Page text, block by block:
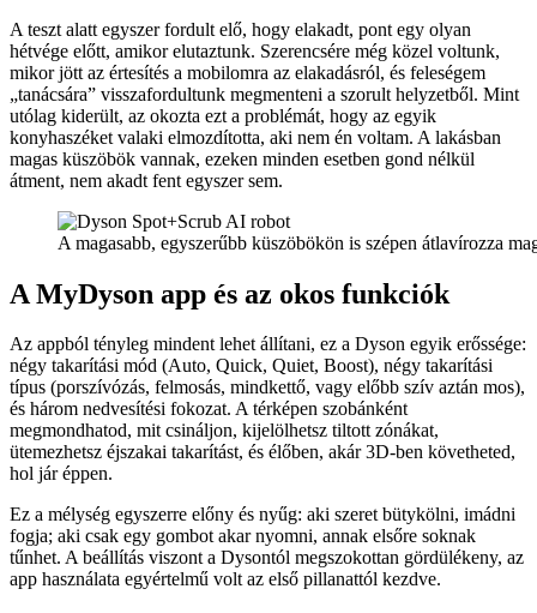
A teszt alatt egyszer fordult elő, hogy elakadt, pont egy olyan
hétvége előtt, amikor elutaztunk. Szerencsére még közel voltunk,
mikor jött az értesítés a mobilomra az elakadásról, és feleségem
„tanácsára” visszafordultunk megmenteni a szorult helyzetből. Mint
utólag kiderült, az okozta ezt a problémát, hogy az egyik
konyhaszéket valaki elmozdította, aki nem én voltam. A lakásban
magas küszöbök vannak, ezeken minden esetben gond nélkül
átment, nem akadt fent egyszer sem.
A magasabb, egyszerűbb küszöbökön is szépen átlavírozza
A MyDyson app és az okos funkciók
Az appból tényleg mindent lehet állítani, ez a Dyson egyik erőssége:
négy takarítási mód (Auto, Quick, Quiet, Boost), négy takarítási
típus (porszívózás, felmosás, mindkettő, vagy előbb szív aztán mos),
és három nedvesítési fokozat. A térképen szobánként
megmondhatod, mit csináljon, kijelölhetsz tiltott zónákat,
ütemezhetsz éjszakai takarítást, és élőben, akár 3D-ben követheted,
hol jár éppen.
Ez a mélység egyszerre előny és nyűg: aki szeret bütykölni, imádni
fogja; aki csak egy gombot akar nyomni, annak elsőre soknak
tűnhet. A beállítás viszont a Dysontól megszokottan gördülékeny, az
app használata egyértelmű volt az első pillanattól kezdve.